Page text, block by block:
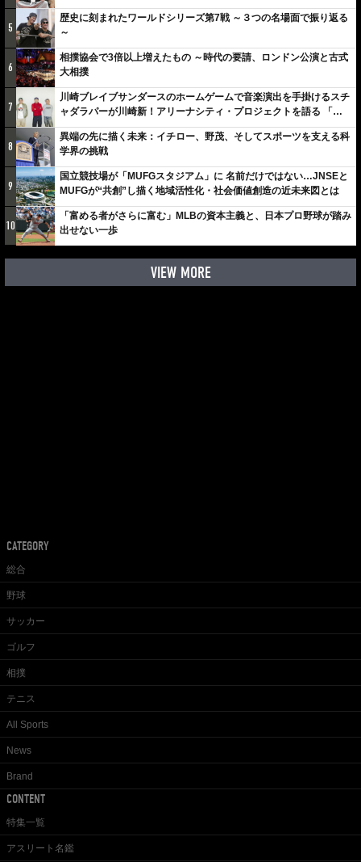
5
歴史に刻まれたワールドシリーズ第7戦 ～３つの名場面で振り返る
～
6
相撲協会で3倍以上増えたもの ～時代の要請、ロンドン公演と古式
大相撲
7
川崎ブレイブサンダースのホームゲームで音楽演出を手掛けるスチ
ャダラパーが川崎新！アリーナシティ・プロジェクトを語る 「楽
しみでしかないでしょ。川崎は、ずっと成長曲線だから」
8
異端の先に描く未来：イチロー、野茂、そしてスポーツを支える科
学界の挑戦
9
国立競技場が「MUFGスタジアム」に 名前だけではない…JNSEと
MUFGが“共創”し描く地域活性化・社会価値創造の近未来図とは
10
「富める者がさらに富む」MLBの資本主義と、日本プロ野球が踏み
出せない一歩
VIEW MORE
CATEGORY
総合
野球
サッカー
ゴルフ
相撲
テニス
All Sports
News
Brand
CONTENT
特集一覧
アスリート名鑑